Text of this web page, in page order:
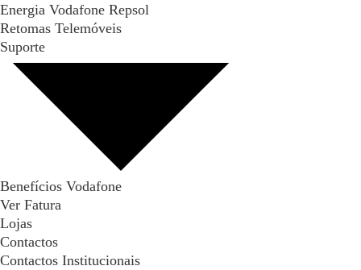
Energia Vodafone Repsol
Retomas Telemóveis
Suporte
Benefícios Vodafone
Ver Fatura
Lojas
Contactos
Contactos Institucionais